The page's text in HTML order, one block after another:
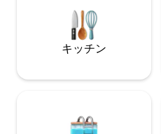
グセンターでショッピングと
イメントをお楽しみいただけ
キッチン